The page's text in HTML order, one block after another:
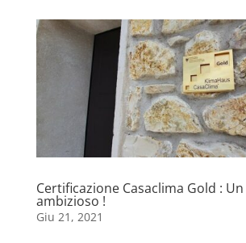
Certificazione Casaclima Gold :
ambizioso !
Giu 21, 2021